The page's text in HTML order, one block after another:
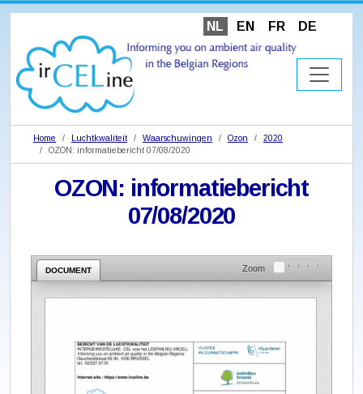
NL EN FR DE
Home Luchtkwaliteit Waarschuwingen Ozon
2020
OZON: informatiebericht 07/08/2020
OZON: informatiebericht
07/08/2020
DOCUMENT Zoom